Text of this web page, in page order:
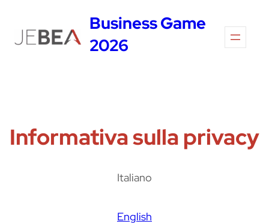
contenuto
Business Game
2026
Informativa sulla privacy
Italiano
English